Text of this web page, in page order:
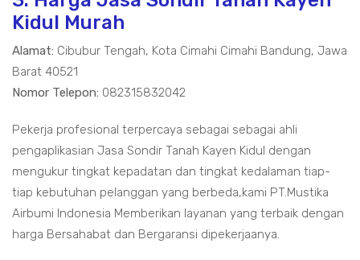
Kidul Murah
Alamat: Cibubur Tengah, Kota Cimahi Cimahi Bandung, Jawa
Barat 40521
Nomor Telepon: 082315832042
Pekerja profesional terpercaya sebagai sebagai ahli
pengaplikasian Jasa Sondir Tanah Kayen Kidul dengan
mengukur tingkat kepadatan dan tingkat kedalaman tiap-
tiap kebutuhan pelanggan yang berbeda,kami PT.Mustika
Airbumi Indonesia Memberikan layanan yang terbaik dengan
harga Bersahabat dan Bergaransi dipekerjaanya.